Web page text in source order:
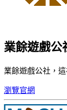
業餘遊戲公
業餘遊戲公社，
瀏覽官網